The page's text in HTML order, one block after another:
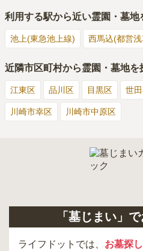
利用する駅から近い霊園・墓地
池上(東急池上線) 西馬込(都営
近隣市区町村から霊園・墓地を
江東区 品川区 目黒区 世
川崎市幸区 川崎市中原区
「墓じまい」
ライフドットでは、 お墓探